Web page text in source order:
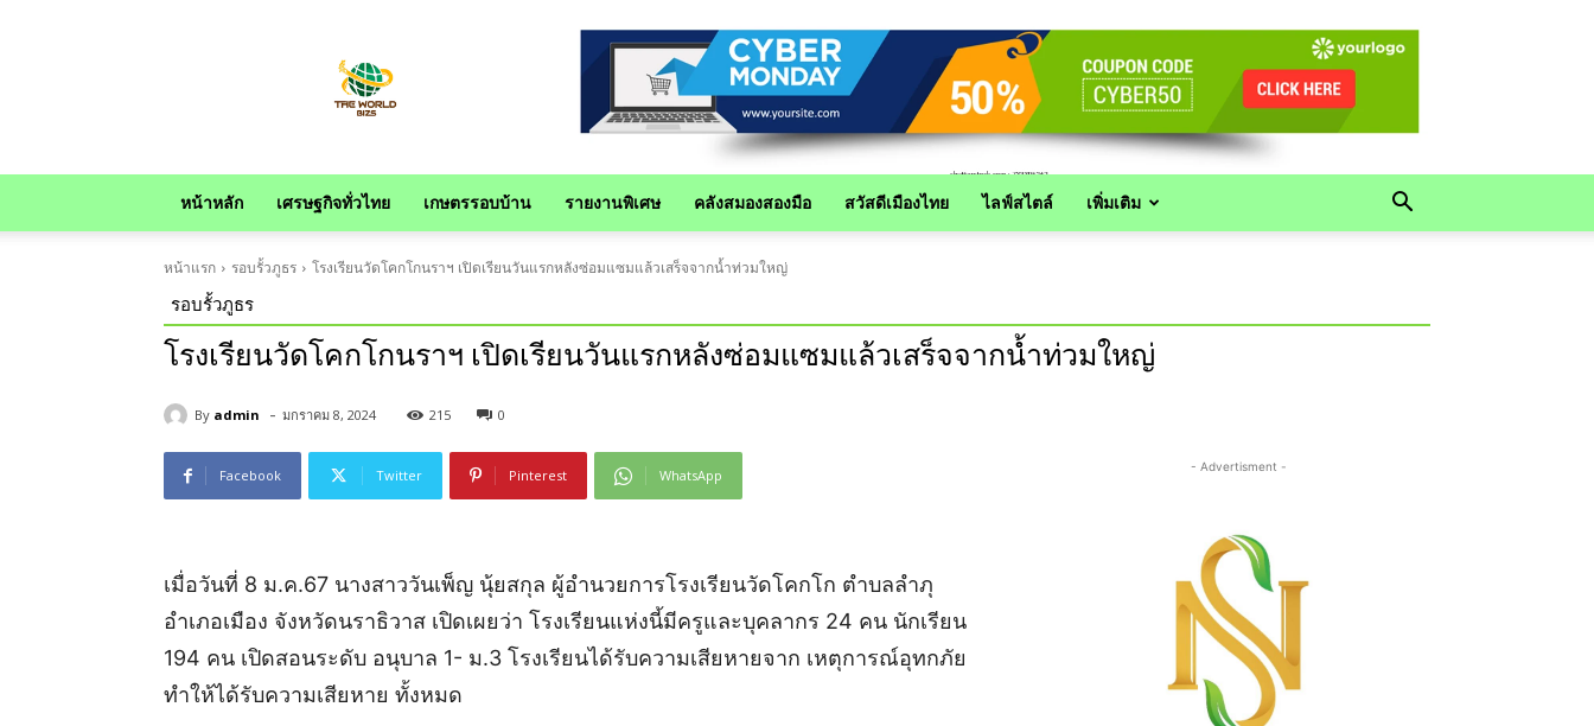
หน้าหลัก เศรษฐกิจทั่วไทย เกษตรรอบบ้าน รายงานพิเศษ คลังสมองสองมือ สวัสดีเมืองไทย ไลฟ์สไตล์ เพิ่มเติม
หน้าแรก รอบรั้วภูธร โรงเรียนวัดโคกโกนราฯ เปิดเรียนวันแรกหลังซ่อมแซมแล้วเสร็จจากน้ำท่วมใหญ่
รอบรั้วภูธร
โรงเรียนวัดโคกโกนราฯ เปิดเรียนวันแรกหลังซ่อมแซมแล้วเสร็จจากน้ำท่วมใหญ่
By admin - มกราคม 8, 2024 215 0
Facebook Twitter Pinterest WhatsApp
เมื่อวันที่ 8 ม.ค.67 นางสาววันเพ็ญ นุ้ยสกุล ผู้อำนวยการโรงเรียนวัดโคกโก ตำบลลำภุ
อำเภอเมือง จังหวัดนราธิวาส เปิดเผยว่า โรงเรียนแห่งนี้มีครูและบุคลากร 24 คน นักเรียน
194 คน เปิดสอนระดับ อนุบาล 1- ม.3 โรงเรียนได้รับความเสียหายจาก เหตุการณ์อุทกภัย
ทำให้ได้รับความเสียหาย ทั้งหมด
- Advertisment -